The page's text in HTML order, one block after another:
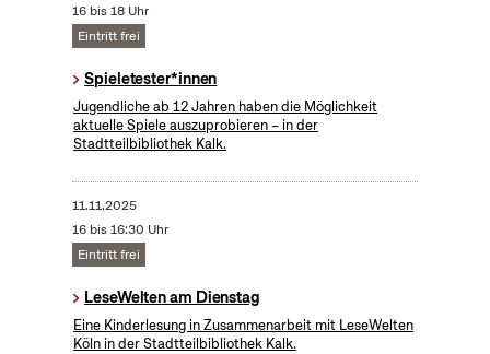
16 bis 18 Uhr
Eintritt frei
Spieletester*innen
Jugendliche ab 12 Jahren haben die Möglichkeit
aktuelle Spiele auszuprobieren – in der
Stadtteilbibliothek Kalk.
11.11.2025
16 bis 16:30 Uhr
Eintritt frei
LeseWelten am Dienstag
Eine Kinderlesung in Zusammenarbeit mit LeseWelten
Köln in der Stadtteilbibliothek Kalk.